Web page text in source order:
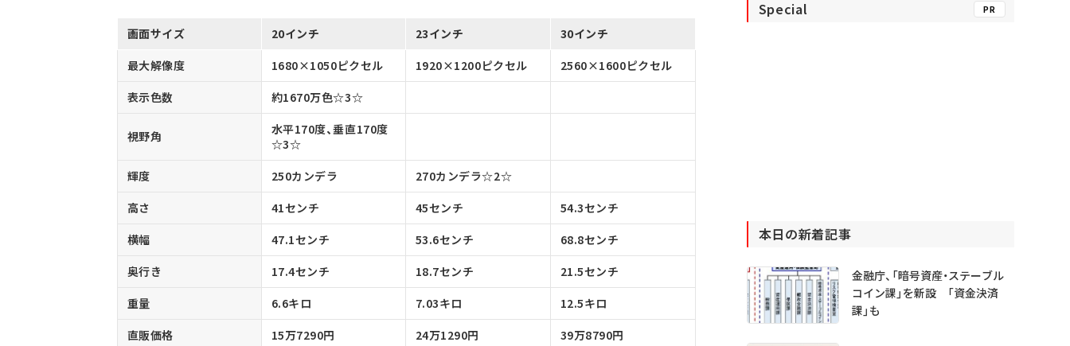
画面サイズ 20インチ 23インチ
30インチ
最大解像度
1680×1050ピクセル 1920×1200ピクセル
2560×1600ピクセル
表示色数
約1670万色☆3☆
視野角
水平170度、垂直170度
☆3☆
輝度
250カンデラ
270カンデラ☆2☆
高さ
41センチ 45センチ
54.3センチ
横幅
47.1センチ 53.6センチ
68.8センチ
奥行き
17.4センチ 18.7センチ
21.5センチ
重量
6.6キロ 7.03キロ
12.5キロ
直販価格
15万7290円 24万1290円 39万8790円
Special PR
本日の新着記事
金融庁、「暗号資産・ステーブル
コイン課」を新設 「資金決済
課」も